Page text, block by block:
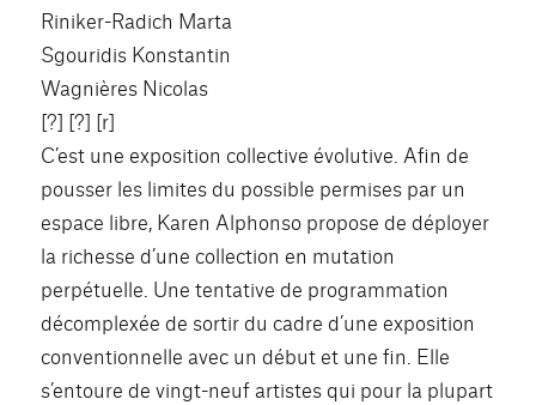
Riniker-Radich Marta
Sgouridis Konstantin
Wagnières Nicolas
[?] [?] [r]
C’est une exposition collective évolutive. Afin de
pousser les limites du possible permises par un
espace libre, Karen Alphonso propose de déployer
la richesse d’une collection en mutation
perpétuelle. Une tentative de programmation
décomplexée de sortir du cadre d’une exposition
conventionnelle avec un début et une fin. Elle
s’entoure de vingt-neuf artistes qui pour la plupart